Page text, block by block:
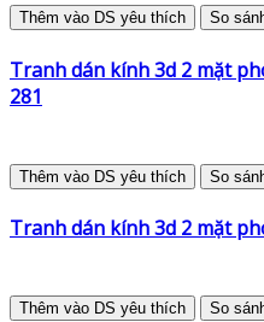
Thêm vào DS yêu thích So
Tranh dán kính 3d 2 mặt
281
Thêm vào DS yêu thích So
Tranh dán kính 3d 2 mặt
Thêm vào DS yêu thích So